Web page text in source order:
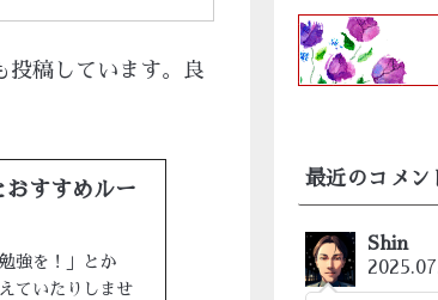
投稿しています。良
おすすめルー
強を！」とか
ていたりしませ
最近のコメン
Shin